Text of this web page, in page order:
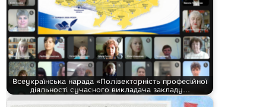
Всеукраїнська нарада «Полівекторність професійної
діяльності сучасного викладача закладу…